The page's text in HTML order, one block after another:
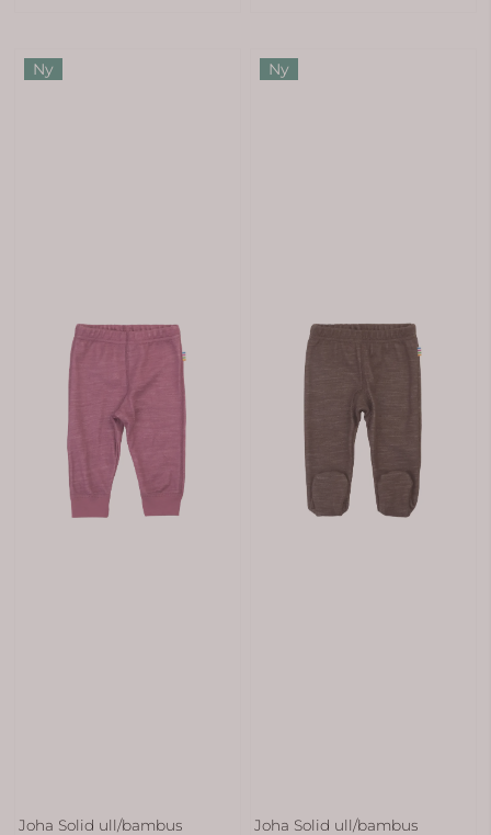
Ny
Joha Solid ull/bambus
Ny
Joha Solid ull/bambus